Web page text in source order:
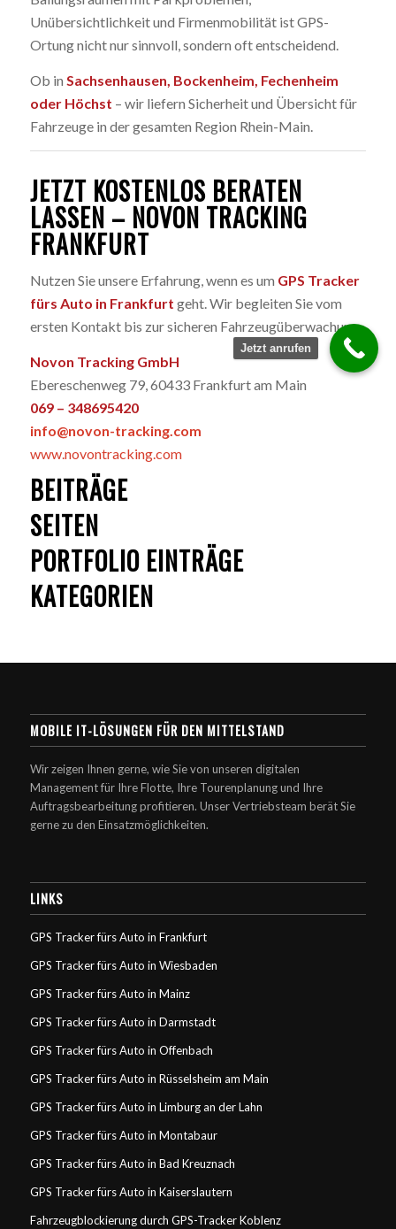
Unübersichtlichkeit und Firmenmobilität ist GPS-
Ortung nicht nur sinnvoll, sondern oft entscheidend.
Ob in Sachsenhausen, Bockenheim, Fechenheim
oder Höchst – wir liefern Sicherheit und Übersicht für
Fahrzeuge in der gesamten Region Rhein-Main.
JETZT KOSTENLOS BERATEN
LASSEN – NOVON TRACKING
FRANKFURT
Nutzen Sie unsere Erfahrung, wenn es um GPS Tracker
fürs Auto in Frankfurt geht. Wir begleiten Sie vom
ersten Kontakt bis zur sicheren Fahrzeugüberwachung.
Novon Tracking GmbH
Ebereschenweg 79, 60433 Frankfurt am Main
069 – 348695420
info@novon-tracking.com
www.novontracking.com
BEITRÄGE
SEITEN
PORTFOLIO EINTRÄGE
KATEGORIEN
MOBILE IT-LÖSUNGEN FÜR DEN MITTELSTAND
Wir zeigen Ihnen gerne, wie Sie von unseren digitalen
Management für Ihre Flotte, Ihre Tourenplanung und Ihre
Auftragsbearbeitung profitieren. Unser Vertriebsteam berät Sie
gerne zu den Einsatzmöglichkeiten.
LINKS
GPS Tracker fürs Auto in Frankfurt
GPS Tracker fürs Auto in Wiesbaden
GPS Tracker fürs Auto in Mainz
GPS Tracker fürs Auto in Darmstadt
GPS Tracker fürs Auto in Offenbach
GPS Tracker fürs Auto in Rüsselsheim am Main
GPS Tracker fürs Auto in Limburg an der Lahn
GPS Tracker fürs Auto in Montabaur
GPS Tracker fürs Auto in Bad Kreuznach
GPS Tracker fürs Auto in Kaiserslautern
Fahrzeugblockierung durch GPS-Tracker Koblenz
Jetzt anrufen